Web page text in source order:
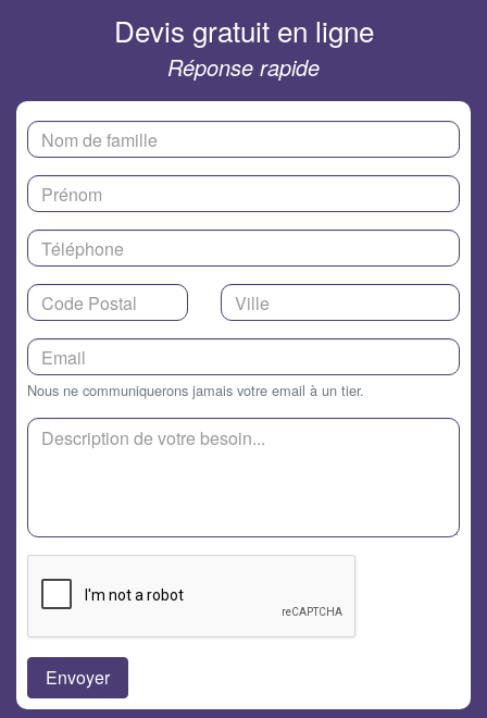
Devis gratuit en ligne
Réponse rapide
Nous ne communiquerons jamais votre email à un tier.